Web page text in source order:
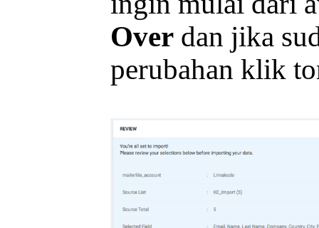
Over dan jika
perubahan klik